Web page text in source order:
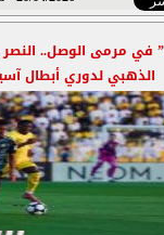
في مرمى الوصل.. النصر
الذهبي لدوري أبطال آسيا